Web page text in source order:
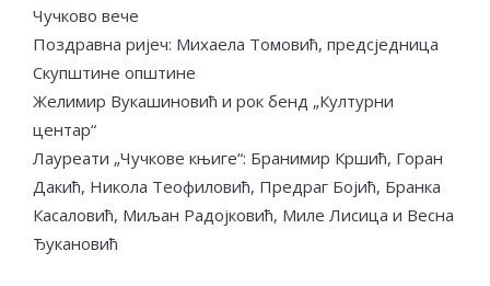
Чучково вече
Поздравна ријеч: Михаела Томовић, предсједница
Скупштине општине
Желимир Вукашиновић и рок бенд „Културни
центар“
Лауреати „Чучкове књиге“: Бранимир Кршић, Горан
Дакић, Никола Теофиловић, Предраг Бојић, Бранка
Касаловић, Миљан Радојковић, Миле Лисица и Весна
Ђукановић